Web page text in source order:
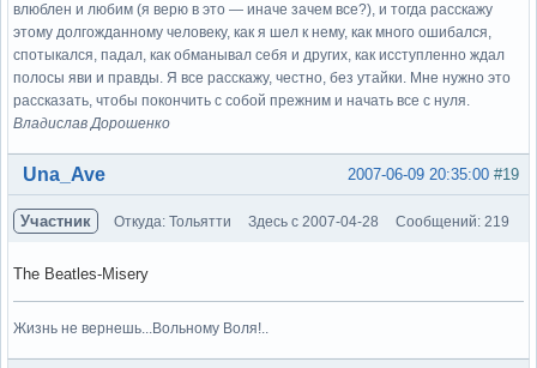
влюблен и любим (я верю в это — иначе зачем все?), и тогда расскажу
этому долгожданному человеку, как я шел к нему, как много ошибался,
спотыкался, падал, как обманывал себя и других, как исступленно ждал
полосы яви и правды. Я все расскажу, честно, без утайки. Мне нужно это
рассказать, чтобы покончить с собой прежним и начать все с нуля.
Владислав Дорошенко
Вне форума #19
2007-06-09 20:35:00
Una_Ave
Участник Откуда: Тольятти Здесь с 2007-04-28 Сообщений: 219
The Beatles-Misery
Жизнь не вернешь...Вольному Воля!..